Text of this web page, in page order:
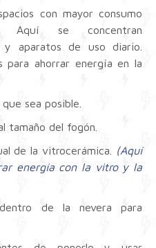
con mayor consumo
se concentran
y aparatos de uso diario.
para ahorrar energía en la
sea posible.
tamaño del fogón.
de la vitrocerámica.
(Aquí
energía con la vitro y la
dentro de la nevera para